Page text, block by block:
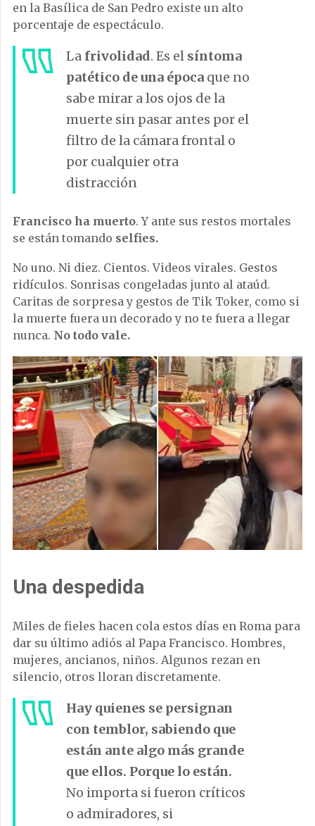
en la Basílica de San Pedro existe un alto
porcentaje de espectáculo.
La frivolidad. Es el síntoma
patético de una época que no
sabe mirar a los ojos de la
muerte sin pasar antes por el
filtro de la cámara frontal o
por cualquier otra
distracción
Francisco ha muerto. Y ante sus restos mortales
se están tomando selfies.
No uno. Ni diez. Cientos. Videos virales. Gestos
ridículos. Sonrisas congeladas junto al ataúd.
Caritas de sorpresa y gestos de Tik Toker, como si
la muerte fuera un decorado y no te fuera a llegar
nunca. No todo vale.
Una despedida
Miles de fieles hacen cola estos días en Roma para
dar su último adiós al Papa Francisco. Hombres,
mujeres, ancianos, niños. Algunos rezan en
silencio, otros lloran discretamente.
Hay quienes se persignan
con temblor, sabiendo que
están ante algo más grande
que ellos. Porque lo están.
No importa si fueron críticos
o admiradores, si